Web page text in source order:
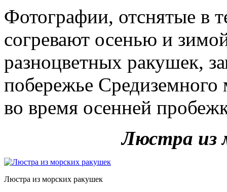
Фотографии, отснятые в
согревают осенью и
разноцветных ракушек,
побережье Средиземного
во время осенней
Люстра из
Люстра из морских ракушек